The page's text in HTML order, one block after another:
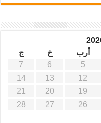
أرب خ
ج
5
6
7
12
13
14
19
20
21
26
27
28